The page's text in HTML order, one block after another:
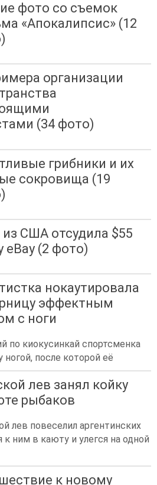
фото со съемок
«Апокалипсис» (12
организации
(34 фото)
грибники и их
сокровища (19
из США отсудила $55
eBay (2 фото)
нокаутировала
эффектным
с ноги
по киокусинкай спортсменка
после которой её
лев занял койку
рыбаков
лев повеселил аргентинских
ним в каюту и улегся на одной
к новому